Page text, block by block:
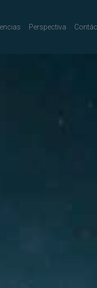
Perspectiva